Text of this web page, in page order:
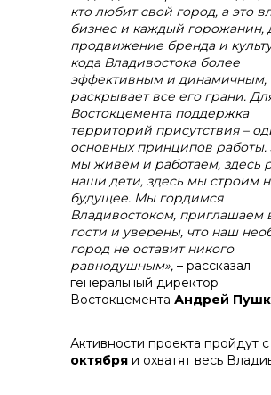
кто любит свой город, а это
бизнес и каждый горожанин,
продвижение бренда и
кода Владивостока более
эффективным и динамичным,
раскрывает все его грани.
Востокцемента поддержка
территорий присутствия –
основных принципов работы.
мы живём и работаем, здесь
наши дети, здесь мы строим
будущее. Мы гордимся
Владивостоком, приглашаем
гости и уверены, что наш
город не оставит никого
равнодушным», – рассказал
генеральный директор
Востокцемента Андрей
Активности проекта пройдут с
октября и охватят весь